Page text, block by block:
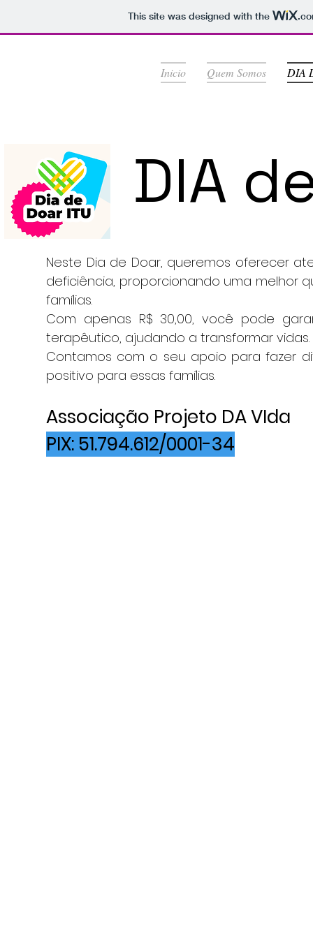
This site was designed with the
Inicio Quem Somos DIA
DIA
Neste Dia de Doar, queremos oferecer
deficiência, proporcionando uma melhor
famílias.
Com apenas R$ 30,00, você pode
terapêutico, ajudando a transformar vidas.
Contamos com o seu apoio para fazer
positivo para essas famílias.
Associação Projeto DA VIda
PIX: 51.794.612/0001-34